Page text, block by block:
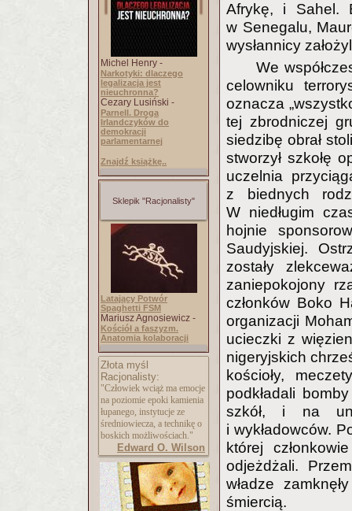
Michel Henry -
Narkotyki: dlaczego
legalizacja jest
nieuchronna?
Cezary Lusiński -
Parnell. Droga
Irlandczyków do
demokracji
parlamentarnej
Znajdź książkę..
Sklepik "Racjonalisty"
Latający Potwór
Spaghetti FSM
Mariusz Agnosiewicz -
Kościół a faszyzm.
Anatomia kolaboracji
Złota myśl
Racjonalisty:
"Człowiek wciąż ma emocje
na poziomie epoki kamienia
łupanego, instytucje ze
średniowiecza, a technikę o
boskich możliwościach."
Edward O. Wilson
Afrykę, i Sahel.
w Senegalu,
wysłannicy
We
celowniku
oznacza
tej zbrodniczej
siedzibę obrał
stworzył szkołę
uczelnia
z biednych
W niedługim
hojnie
Saudyjskiej.
zostały
zaniepokojony
członków Boko
organizacji
ucieczki z
nigeryjskich
kościoły,
podkładali
szkół, i na
i wykładowców.
której
odjeżdżali.
władze
śmiercią.